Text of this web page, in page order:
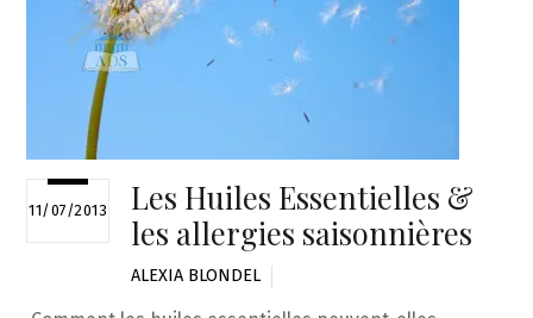
11/07/2013
Les Huiles Essentielles &
les allergies saisonnières
ALEXIA BLONDEL